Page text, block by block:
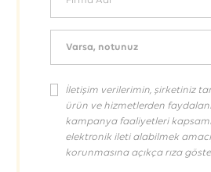
Varsa, notunuz
İletişim verilerimin, şirketiniz
ürün ve hizmetlerden
kampanya faaliyetleri
elektronik ileti alabilmek
korunmasına açıkça rıza